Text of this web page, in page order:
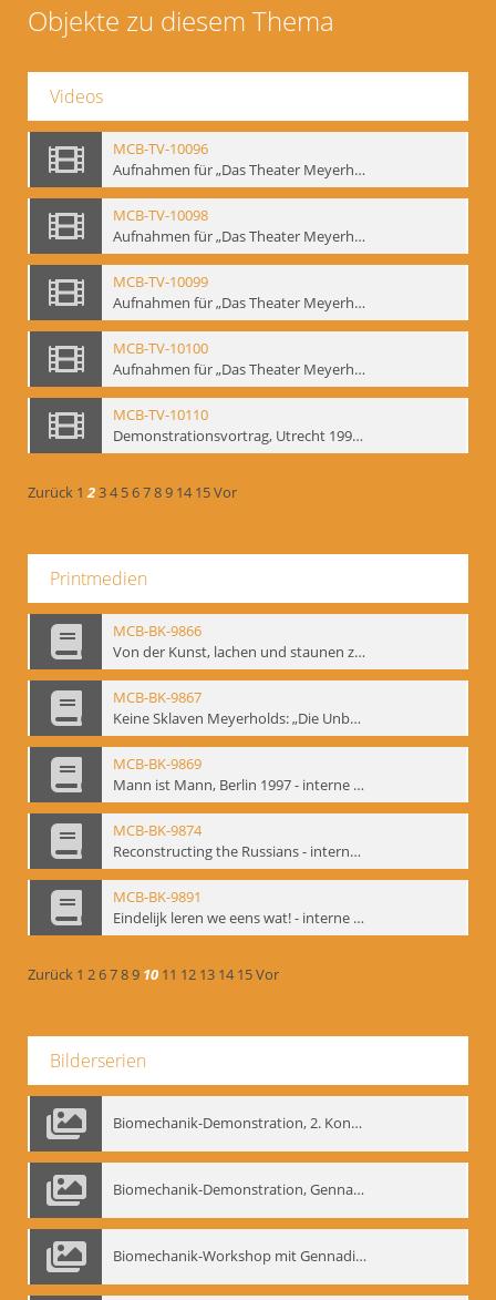
Objekte zu diesem Thema
Videos
MCB-TV-10096
Aufnahmen für „Das Theater Meyerholds und die Biomechanik“ (6). Biomechanische Grundelemente und szenische Umsetzung, Ausschnitt 2 - Interne Signatur: BM-vid-6_A2
MCB-TV-10098
Aufnahmen für „Das Theater Meyerholds und die Biomechanik“ (7). Biomechanische Etüden – Detailstudien, Ausschnitt 1 - Interne Signatur: BM-vid-7_A1
MCB-TV-10099
Aufnahmen für „Das Theater Meyerholds und die Biomechanik“ (7). Biomechanische Etüden – Detailstudien, Ausschnitt 2 - Interne Signatur: BM-vid-7_A2
MCB-TV-10100
Aufnahmen für „Das Theater Meyerholds und die Biomechanik“ (7). Biomechanische Etüden – Detailstudien, Ausschnitt 3 - Interne Signatur: BM-vid-7_A3
MCB-TV-10110
Demonstrationsvortrag, Utrecht 1991 (1) - Interne Signatur: BM-vid-17
Zurück 1 234 56789 14 15Vor
Printmedien
MCB-BK-9866
Von der Kunst, lachen und staunen zu machen. Das Meyerhold-Projekt im bat Studiotheater - interne Signatur: BM-prt-63
MCB-BK-9867
Keine Sklaven Meyerholds: „Die Unbekannte“ und „Eine gewisse Anzahl Gespräche im bat“ - interne Signatur: BM-prt-64
MCB-BK-9869
Mann ist Mann, Berlin 1997 - interne Signatur: BM-prt-66
MCB-BK-9874
Reconstructing the Russians - interne Signatur: BM-prt-70b
MCB-BK-9891
Eindelijk leren we eens wat! - interne Signatur: BM-prt-86
Zurück 1 26789 10 11 12 13 14 15Vor
Bilderserien
Biomechanik-Demonstration, 2. Kongress der EMF, Mai 1995
Biomechanik-Demonstration, Gennadij Bogdanow im Berliner Ensemble, 04.10.1991
Biomechanik-Workshop mit Gennadij Nikolajewitsch Bogdanow im Mime Centrum Berlin, 1991